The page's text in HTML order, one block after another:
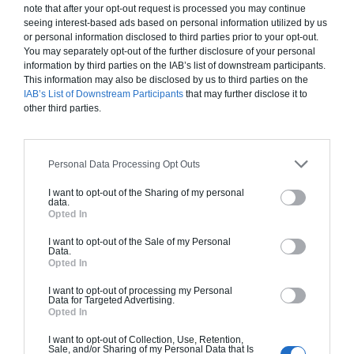
note that after your opt-out request is processed you may continue
seeing interest-based ads based on personal information utilized by us
or personal information disclosed to third parties prior to your opt-out.
You may separately opt-out of the further disclosure of your personal
information by third parties on the IAB’s list of downstream participants.
This information may also be disclosed by us to third parties on the
IAB’s List of Downstream Participants that may further disclose it to
other third parties.
Personal Data Processing Opt Outs
I want to opt-out of the Sharing of my personal
data.
Opted In
I want to opt-out of the Sale of my Personal
Data.
Opted In
I want to opt-out of processing my Personal
Data for Targeted Advertising.
Opted In
I want to opt-out of Collection, Use, Retention,
Sale, and/or Sharing of my Personal Data that Is
Je la veux !
Construction ossature bois
Chiffrage estimatif pour : Fondations et normes
Finitions haut de gamme. Le prix "clé en main"
inclut le gros oeuvre et le second oeuvre (cuisine,
peinture, sols...), mais exclut piscine, jardin et
155 000€ TTC
Je la veux !